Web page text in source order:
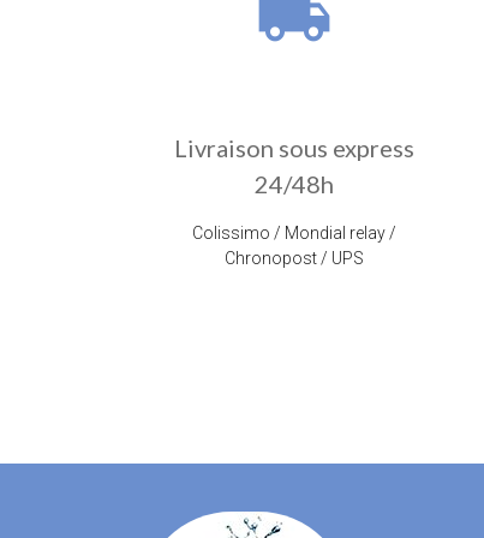
Livraison sous express
24/48h
Colissimo / Mondial relay /
Chronopost / UPS